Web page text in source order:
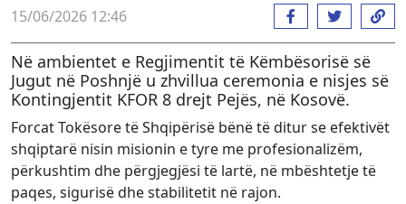
15/06/2026 12:46
Në ambientet e Regjimentit të Këmbësorisë së
Jugut në Poshnjë u zhvillua ceremonia e nisjes së
Kontingjentit KFOR 8 drejt Pejës, në Kosovë.
Forcat Tokësore të Shqipërisë bënë të ditur se efektivët
shqiptarë nisin misionin e tyre me profesionalizëm,
përkushtim dhe përgjegjësi të lartë, në mbështetje të
paqes, sigurisë dhe stabilitetit në rajon.